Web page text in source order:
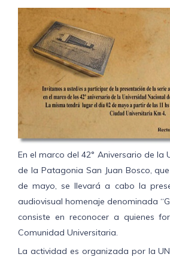
En el marco del 42° Aniversario de la
de la Patagonia San Juan Bosco,
de mayo, se llevará a cabo la
audiovisual homenaje denominada
consiste en reconocer a quienes
Comunidad Universitaria.
La actividad es organizada por la